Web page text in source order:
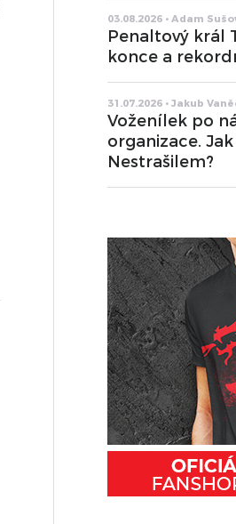
03.08.2026 • Adam
Penaltový král
konce a
31.07.2026 • Jakub
Voženílek po
organizace.
Nestrašilem?